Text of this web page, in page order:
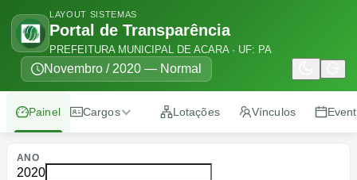
LAYOUT SISTEMAS
Portal de Transparência
PREFEITURA MUNICIPAL DE ACARA · UF: PA
Novembro / 2020 — Normal
Painel Cargos Lotações Vínculos
ANO
2020